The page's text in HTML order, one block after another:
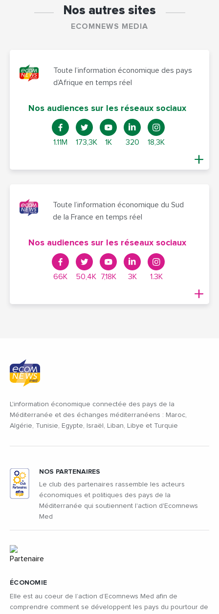
Nos autres sites
ECOMNEWS MEDIA
Toute l’information économique des pays
d’Afrique en temps réel
Nos audiences sur les réseaux sociaux
1.11M 173,3K 1K 320 18,3K
Toute l’information économique du Sud
de la France en temps réel
Nos audiences sur les réseaux sociaux
66K 50,4K 7,18K 3K 1.3K
L'information économique connectée des pays de la
Méditerranée et des échanges méditerranéens : Maroc,
Algérie, Tunisie, Egypte, Israël, Liban, Libye et Turquie
ÉCONOMIE
Elle est au coeur de l’action d’Ecomnews Med afin de
comprendre comment se développent les pays du pourtour de
NOS PARTENAIRES
Le club des partenaires rassemble les acteurs
économiques et politiques des pays de la
Méditerranée qui soutiennent l'action d'Ecomnews
Med